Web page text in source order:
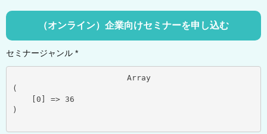
（オンライン）企業向けセミナーを申し込む
セミナージャンル *
(
    [0] => 36
)